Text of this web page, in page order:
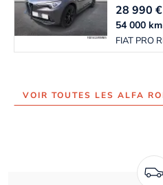
28 990€
FIAT PRO
54 000km
VOIR TOUTES LES ALFA